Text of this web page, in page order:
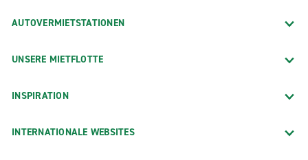
AUTOVERMIETSTATIONEN
UNSERE MIETFLOTTE
INSPIRATION
INTERNATIONALE WEBSITES